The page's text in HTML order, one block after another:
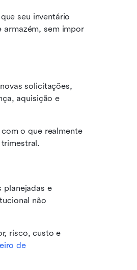
seu inventário
armazém, sem impor
solicitações,
aquisição e
o que realmente
planejadas e
não
risco, custo e
de